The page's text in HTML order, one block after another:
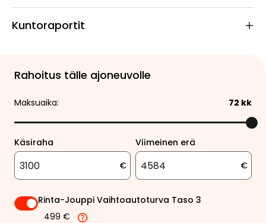
Kuntoraportit
Rahoitus tälle ajoneuvolle
Maksuaika: 72 kk
Käsiraha
€
Viimeinen erä
€
Rinta-Jouppi Vaihtoautoturva Taso 3
499 €